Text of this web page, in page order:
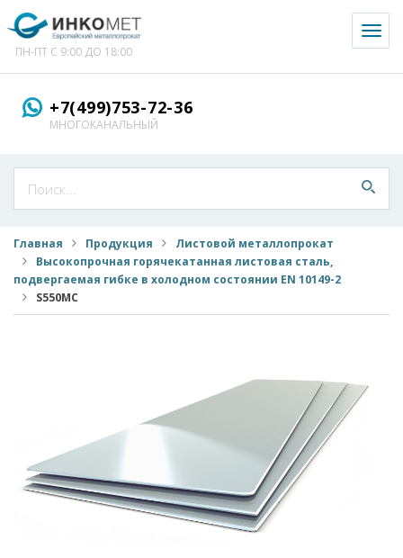
ПН-ПТ С 9:00 ДО 18:00
+7(499)753-72-36
МНОГОКАНАЛЬНЫЙ
Главная Продукция
Листовой металлопрокат
Высокопрочная горячекатанная листовая сталь,
подвергаемая гибке в холодном состоянии EN 10149-2
S550MС